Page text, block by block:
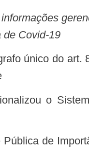
de Covid-19